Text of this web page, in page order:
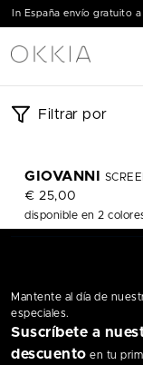
In España envío gratuito
Gafas
Filtrar por
GIOVANNI
€ 25,00
disponible en 2
Mantente al día de
especiales.
Suscríbete a
descuento en tu